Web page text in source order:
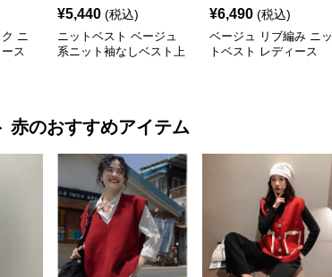
ニ
ス
¥5,440 (税込)
ニットベスト ベージュ
系ニット袖なしベスト上
¥6,490 (税込)
ベージュ リブ編み ニッ
トベスト レディース
赤のおすすめアイテム